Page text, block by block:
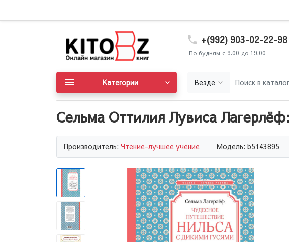
+(992) 903-02-22-98
По будням с 9:00 до 19:00
Везде
Категории
Сельма Оттилия Лувиса
Производитель: Чтение-лучшее учение Модель: b5143895